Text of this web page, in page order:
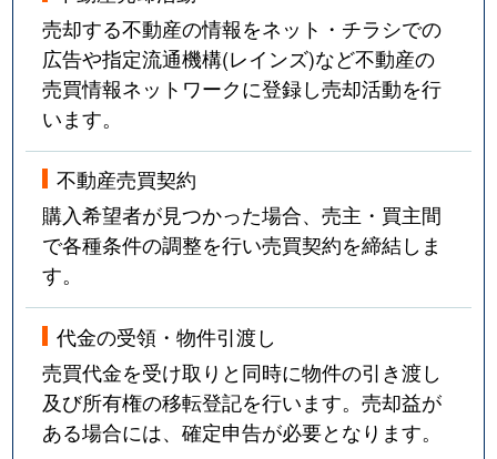
売却する不動産の情報をネット・チラシでの
広告や指定流通機構(レインズ)など不動産の
売買情報ネットワークに登録し売却活動を行
います。
不動産売買契約
購入希望者が見つかった場合、売主・買主間
で各種条件の調整を行い売買契約を締結しま
す。
代金の受領・物件引渡し
売買代金を受け取りと同時に物件の引き渡し
及び所有権の移転登記を行います。売却益が
ある場合には、確定申告が必要となります。